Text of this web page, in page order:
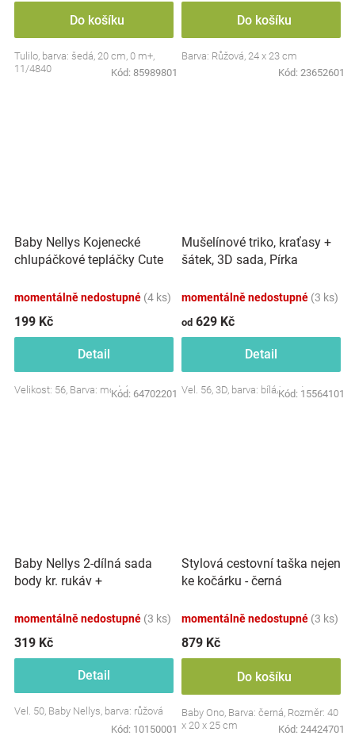
Do košíku
Tulilo, barva: šedá, 20 cm, 0 m+,
11/4840
Kód: 85989801
Do košíku
Barva: Růžová, 24 x 23 cm
Kód: 23652601
Baby Nellys Kojenecké
chlupáčkové tepláčky Cute
momentálně nedostupné (4 ks)
199 Kč
Detail
Velikost: 56, Barva: modrá
Kód: 64702201
Mušelínové triko, kraťasy +
šátek, 3D sada, Pírka
momentálně nedostupné (3 ks)
od 629 Kč
Detail
Vel. 56, 3D, barva: bílá/smetana
Kód: 15564101
Baby Nellys 2-dílná sada
body kr. rukáv +
Little Star
momentálně nedostupné (3 ks)
319 Kč
Detail
Vel. 50, Baby Nellys, barva: růžová
Kód: 10150001
Stylová cestovní taška nejen
ke kočárku - černá
momentálně nedostupné (3 ks)
879 Kč
Do košíku
Baby Ono, Barva: černá, Rozměr: 40
x 20 x 25 cm
Kód: 24424701